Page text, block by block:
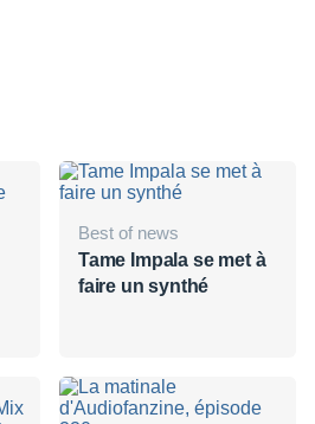
Best of news
Tame Impala se met à
faire un synthé